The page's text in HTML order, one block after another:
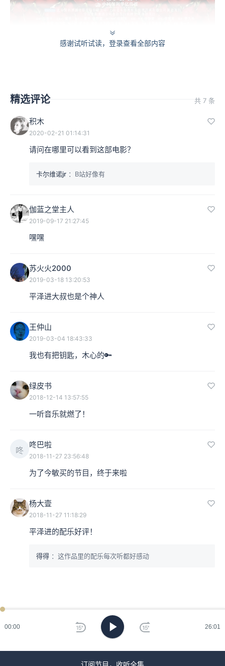
00:00 26:01
相》中。
3000：首先我要声明一下，纯真的爱情故事肯定是非常好
这样一个主题。
影片中关于她的突然而来的爱情，和她一生追寻的关键点
都是那个钥匙，你把电影中的这把钥匙去掉，专门提钥匙
这事，你把钥匙抹掉，或者把钥匙换成另外一个词，你去
拍电影了，一上来的时候是她妈不同意她拍电影，她是想
去拍电影的，所有人都说你要去拍电影，你要为国奉献。
《千年女优》（日语：千年女優）剧照，为日本动画导演今敏执导的第
二部动画电影，以回忆、剧中剧的方式，讲述了女主角藤原千代子曲折
的一生。2002年9月14日在日本首映。
她想去，但是她并不知道自己为什么要去拍电影，她就觉
得这事好。
感谢试听试读，登录查看全部内容
精选评论 共 7 条
积木
2020-02-21 01:14:31
请问在哪里可以看到这部电影？
卡尔维诺jr ：B站好像有
伽蓝之堂主人
2019-09-17 21:27:45
嘿嘿
苏火火2000
2019-03-18 13:20:53
平泽进大叔也是个神人
王仲山
2019-03-04 18:43:33
我也有把钥匙，木心的🔑
绿皮书
2018-12-14 13:57:55
一听音乐就燃了！
咚
咚巴啦
2018-11-27 23:56:48
为了今敏买的节目，终于来啦
杨大壹
2018-11-27 11:18:29
平泽进的配乐好评！
得得 ：这作品里的配乐每次听都好感动
订阅节目，收听全集